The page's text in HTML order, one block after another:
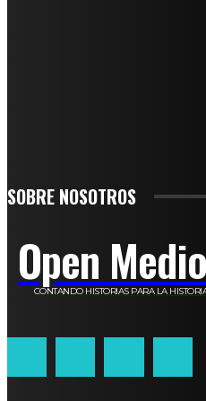
SOBRE NOSOTROS
Open
CONTANDO HISTORIAS PARA LA